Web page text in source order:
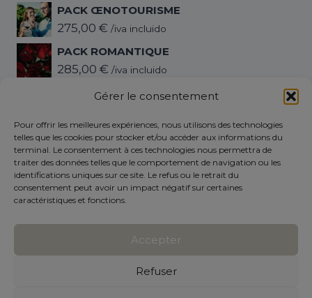
Gérer le consentement
Pour offrir les meilleures expériences, nous utilisons des technologies
telles que les cookies pour stocker et/ou accéder aux informations du
terminal. Le consentement à ces technologies nous permettra de
traiter des données telles que le comportement de navigation ou les
identifications uniques sur ce site. Le refus ou le retrait du
consentement peut avoir un impact négatif sur certaines
caractéristiques et fonctions.
Accepter
Refuser
PACK ŒNOTOURISME
275,00 € /iva incluido
PACK ROMANTIQUE
285,00 € /iva incluido
PACK DÉCONNEXION
Politique de confidentialité
MENTIONS LÉGALES
Politique relative aux cookies (UE)